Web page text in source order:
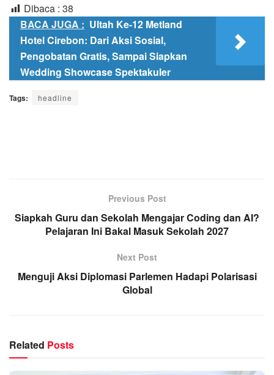
Dibaca : 38
BACA JUGA : Ultah Ke-12 Metland
Hotel Cirebon: Dari Aksi Sosial,
Pengobatan Gratis, Sampai Siapkan
Wedding Showcase Spektakuler
Tags: headline
Previous Post
Siapkah Guru dan Sekolah Mengajar Coding dan AI?
Pelajaran Ini Bakal Masuk Sekolah 2027
Next Post
Menguji Aksi Diplomasi Parlemen Hadapi Polarisasi
Global
Related Posts